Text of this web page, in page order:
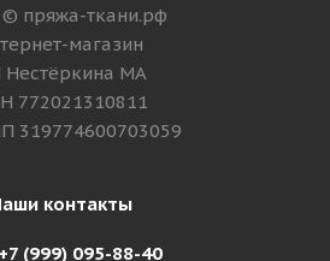
© пряжа-ткани.рф
магазин
Нестёркина МА
772021310811
319774600703059
контакты
+7 (999) 095-88-40